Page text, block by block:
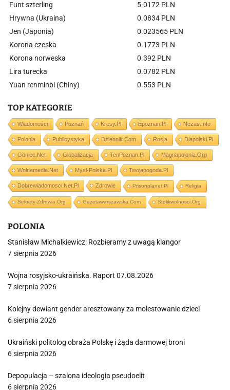
Funt szterling
5.0172 PLN
Hrywna (Ukraina)
0.0834 PLN
Jen (Japonia)
0.023565 PLN
Korona czeska
0.1773 PLN
Korona norweska
0.392 PLN
Lira turecka
0.0782 PLN
Yuan renminbi (Chiny)
0.553 PLN
TOP KATEGORIE
Wiadomości Poznań Kresy.pl Epoznan.pl Nczas.info
Polonia Publicystyka Dziennik.com Rosja Dlapolski.pl
Goniec.net Globalizacja TenPoznan.pl Magnapolonia.org
Wolnemedia.net Mysl-Polska.pl Twojapogoda.pl
Dobrewiadomosci.net.pl Zdrowie Prisonplanet.pl Religia
Sekrety-Zdrowia.org Gazetawarszawska.com Stolikwolnosci.org
POLONIA
Stanisław Michalkiewicz: Rozbieramy z uwagą klangor
7 sierpnia 2026
Wojna rosyjsko-ukraińska. Raport 07.08.2026
7 sierpnia 2026
Kolejny dewiant gender aresztowany za molestowanie dzieci
6 sierpnia 2026
Ukraiński politolog obraża Polskę i żąda darmowej broni
6 sierpnia 2026
Depopulacja – szalona ideologia pseudoelit
6 sierpnia 2026